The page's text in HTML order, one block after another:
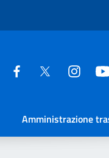
Amministrazione